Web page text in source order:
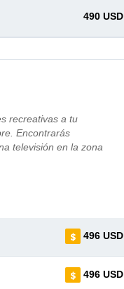
490 USD
recreativas a tu
Encontrarás
televisión en la zona
496 USD
496 USD